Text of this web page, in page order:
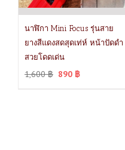
นาฬิกา Mini Focus รุ่นสาย
ยางสีแดงสดสุดเท่ห์ หน้าปัดดำ
สวยโดดเด่น
1,600฿ 890 ฿